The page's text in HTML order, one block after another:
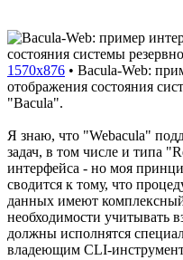
1570x876 • Bacula-Web:
отображения состояния
"Bacula".
Я знаю, что "Webacula"
задач, в том числе и типа
интерфейса - но моя
сводится к тому, что
данных имеют
необходимости учитывать
должны исполнятся
владеющим CLI-